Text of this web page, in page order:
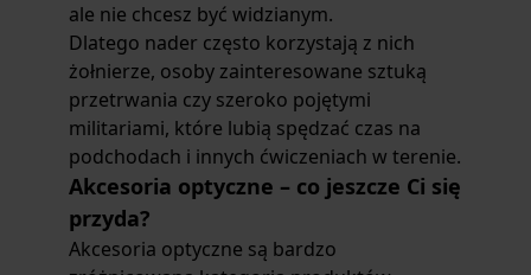
ale nie chcesz być widzianym.
Dlatego nader często korzystają z nich
żołnierze, osoby zainteresowane sztuką
przetrwania czy szeroko pojętymi
militariami, które lubią spędzać czas na
podchodach i innych ćwiczeniach w terenie.
Akcesoria optyczne – co jeszcze Ci się
przyda?
Akcesoria optyczne są bardzo